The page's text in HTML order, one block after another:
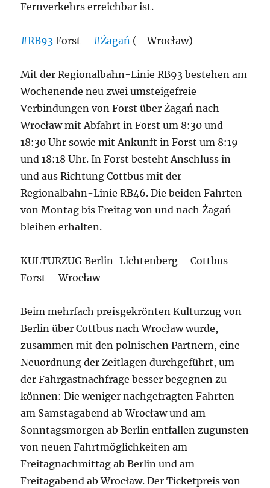
Fernverkehrs erreichbar ist.
#RB93 Forst – #Żagań (– Wrocław)
Mit der Regionalbahn-Linie RB93 bestehen am
Wochenende neu zwei umsteigefreie
Verbindungen von Forst über Żagań nach
Wrocław mit Abfahrt in Forst um 8:30 und
18:30 Uhr sowie mit Ankunft in Forst um 8:19
und 18:18 Uhr. In Forst besteht Anschluss in
und aus Richtung Cottbus mit der
Regionalbahn-Linie RB46. Die beiden Fahrten
von Montag bis Freitag von und nach Żagań
bleiben erhalten.
KULTURZUG Berlin-Lichtenberg – Cottbus –
Forst – Wrocław
Beim mehrfach preisgekrönten Kulturzug von
Berlin über Cottbus nach Wrocław wurde,
zusammen mit den polnischen Partnern, eine
Neuordnung der Zeitlagen durchgeführt, um
der Fahrgastnachfrage besser begegnen zu
können: Die weniger nachgefragten Fahrten
am Samstagabend ab Wrocław und am
Sonntagsmorgen ab Berlin entfallen zugunsten
von neuen Fahrtmöglichkeiten am
Freitagnachmittag ab Berlin und am
Freitagabend ab Wrocław. Der Ticketpreis von